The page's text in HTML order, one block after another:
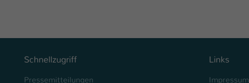
Schnellzugriff
Pressemitteilungen
Links
Impressum